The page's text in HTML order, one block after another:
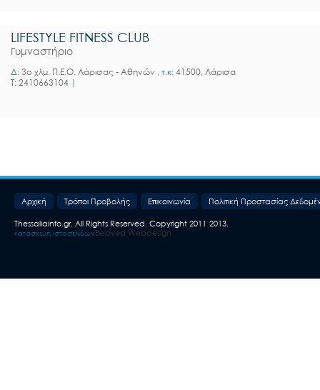
LIFESTYLE FITNESS CLUB
Γυμναστήριο
Δ: 3o χλμ. Π.Ε.Ο. Λάρισας - Αθηνών , τ.κ: 41500, Λάρισα
T: 2410663104 |
Aρχική Τρόποι Προβολής Επικοινωνία Πολιτική Προστασίας
Thessaliainfo.gr. All Rights Reserved. Copyright 2011-2013.
κατασκευή ιστοσελίδωνBeloved Webdesign